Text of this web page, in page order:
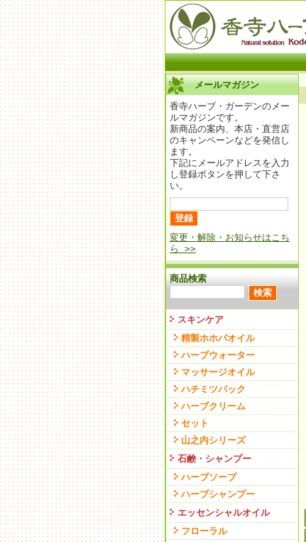
メールマガジン
香寺ハーブ・ガーデンのメー
ルマガジンです。
新商品の案内、本店・直営店
のキャンペーンなどを発信し
ます。
下記にメールアドレスを入力
し登録ボタンを押して下さ
い。
変更・解除・お知らせはこち
ら >>
商品検索
スキンケア
精製ホホバオイル
ハーブウォーター
マッサージオイル
ハチミツパック
ハーブクリーム
セット
山之内シリーズ
石鹸・シャンプー
ハーブソープ
ハーブシャンプー
エッセンシャルオイル
フローラル